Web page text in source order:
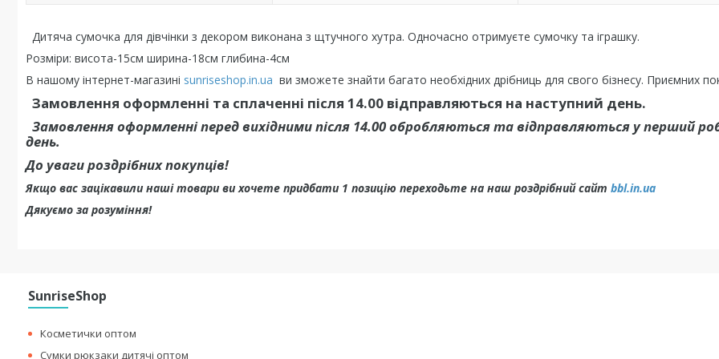
Дитяча сумочка для дівчінки з декором виконана з щтучного хутра. Одночасно отримуєте сумочку та іграшку.
Розміри: висота-15см ширина-18см глибина-4см
В нашому інтернет-магазині sunriseshop.in.ua ви зможете знайти багато необхідних дрібниць для свого бізнесу. Приємних
Замовлення оформленні та сплаченні після 14.00 відправляються на наступний день.
Замовлення оформленні перед вихідними після 14.00 обробляються та відправляються у перший
день.
До уваги роздрібних покупців!
Якщо вас зацікавили наші товари ви хочете придбати 1 позицію переходьте на наш роздрібний сайт bbl.in.ua
Дякуємо за розуміння!
SunriseShop
Косметички оптом
Сумки рюкзаки дитячі оптом